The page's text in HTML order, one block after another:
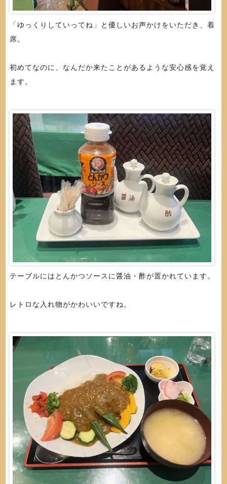
「ゆっくりしていってね」と優しいお声かけをいただき、着
席。
初めてなのに、なんだか来たことがあるような安心感を覚え
ます。
テーブルにはとんかつソースに醤油・酢が置かれています。
レトロな入れ物がかわいいですね。